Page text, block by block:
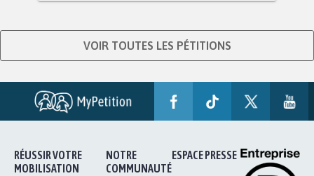
VOIR TOUTES LES PÉTITIONS
RÉUSSIR VOTRE
MOBILISATION
NOTRE
COMMUNAUTÉ
ESPACE PRESSE